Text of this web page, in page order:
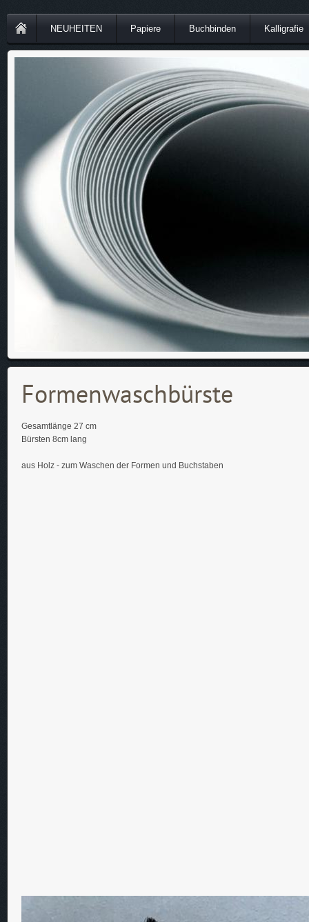
NEUHEITEN Papiere Buchbinden Kalligrafie
Formenwaschbürste
Gesamtlänge 27 cm
Bürsten 8cm lang
aus Holz - zum Waschen der Formen und Buchstaben